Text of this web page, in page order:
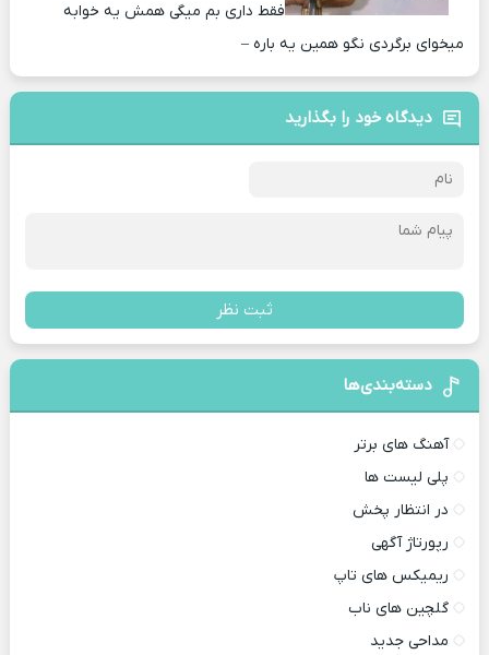
فقط داری بم میگی همش یه خوابه
میخوای برگردی نگو همین یه باره –
دیدگاه خود را بگذارید
ثبت نظر
دسته‌بندی‌ها
آهنگ های برتر
پلی لیست ها
در انتظار پخش
رپورتاژ آگهی
ریمیکس های تاپ
گلچین های ناب
مداحی جدید